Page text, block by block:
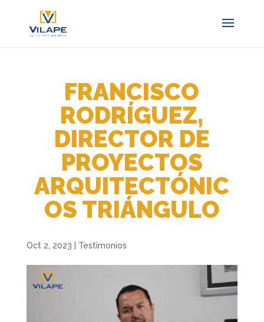
FRANCISCO
RODRÍGUEZ,
DIRECTOR DE
PROYECTOS
ARQUITECTÓNIC
OS TRIÁNGULO
Oct 2, 2023 Testimonios